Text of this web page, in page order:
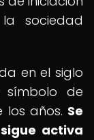
sociedad
en el siglo
símbolo de
años. Se
activa